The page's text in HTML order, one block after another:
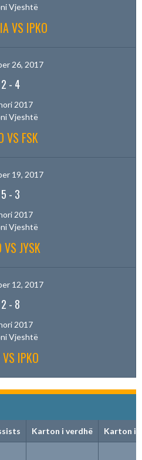
Vjeshtë
VS IPKO
26, 2017
2 - 4
2017
Vjeshtë
VS FSK
19, 2017
5 - 3
2017
Vjeshtë
VS JYSK
12, 2017
2 - 8
2017
Vjeshtë
IPKO
Karton i verdhë Karton i